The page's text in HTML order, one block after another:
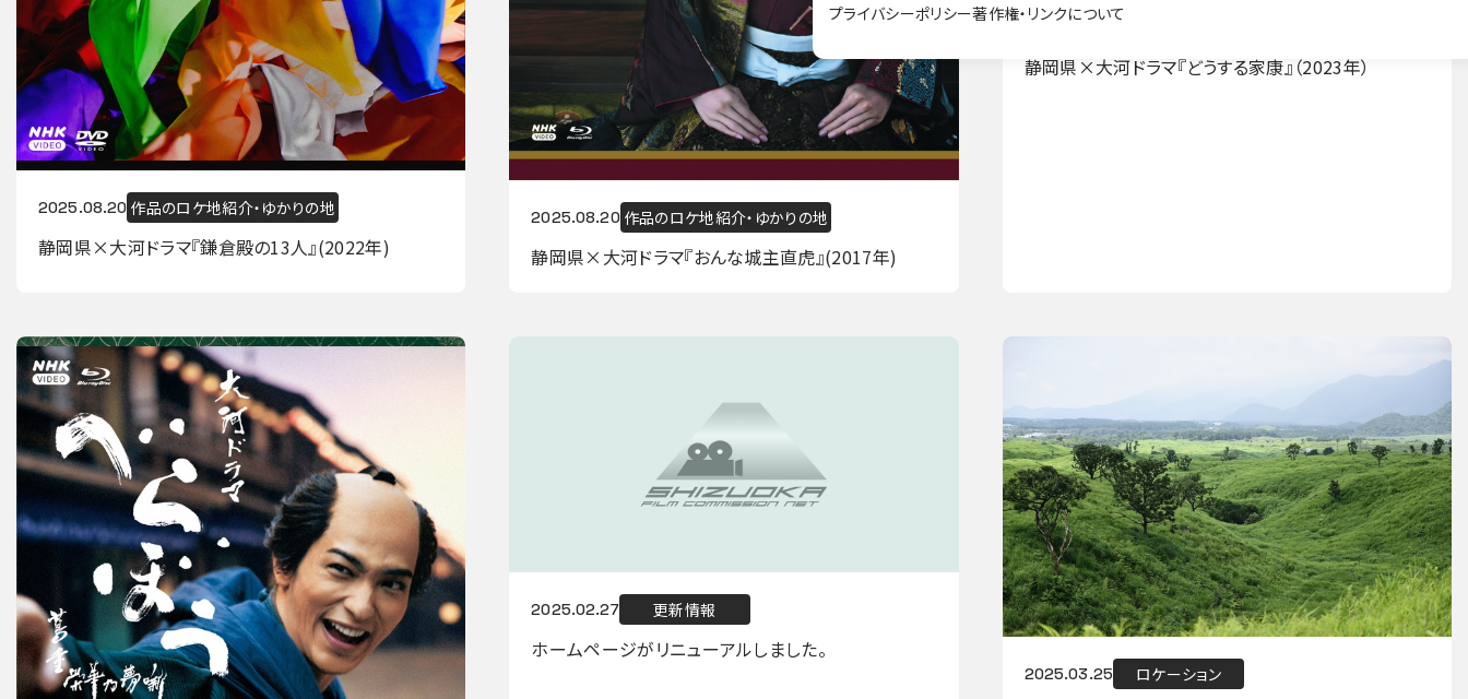
プライバシーポリシー著作権・リンクについて
2025.08.20 作品のロケ地紹介・ゆかりの地
静岡県×大河ドラマ『鎌倉殿の13人』(2022年)
2025.08.20 作品のロケ地紹介・ゆかりの地
静岡県×大河ドラマ『おんな城主直虎』(2017年)
2025.08.20
静岡県×大河ドラマ『どうする家康』（2023年）
2025.02.27 更新情報
ホームページがリニューアルしました。
2025.03.25 ロケーション